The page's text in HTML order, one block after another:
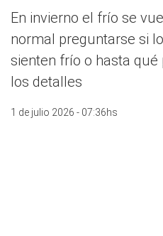
En invierno el frío se
normal preguntarse si
sienten frío o hasta
los detalles
1 de julio 2026 - 07:36hs